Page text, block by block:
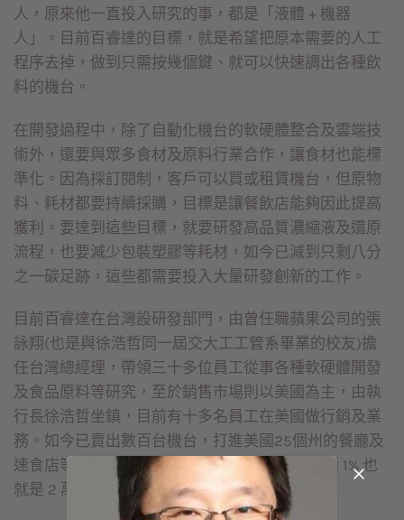
人，原來他一直投入研究的事，都是「液體 + 機器
人」。目前百睿達的目標，就是希望把原本需要的人工
程序去掉，做到只需按幾個鍵、就可以快速調出各種飲
料的機台。
在開發過程中，除了自動化機台的軟硬體整合及雲端技
術外，還要與眾多食材及原料行業合作，讓食材也能標
準化。因為採訂閱制，客戶可以買或租賃機台，但原物
料、耗材都要持續採購，目標是讓餐飲店能夠因此提高
獲利。要達到這些目標，就要研發高品質濃縮液及還原
流程，也要減少包裝塑膠等耗材，如今已減到只剩八分
之一碳足跡，這些都需要投入大量研發創新的工作。
目前百睿達在台灣設研發部門，由曾任職蘋果公司的張
詠翔(也是與徐浩哲同一屆交大工工管系畢業的校友)擔
任台灣總經理，帶領三十多位員工從事各種軟硬體開發
及食品原料等研究，至於銷售市場則以美國為主，由執
行長徐浩哲坐鎮，目前有十多名員工在美國做行銷及業
務。如今已賣出數百台機台，打進美國25個州的餐廳及
速食店等，目標是在北美 200 萬家商店中，占到 1% 也
就是 2 萬家的市場。